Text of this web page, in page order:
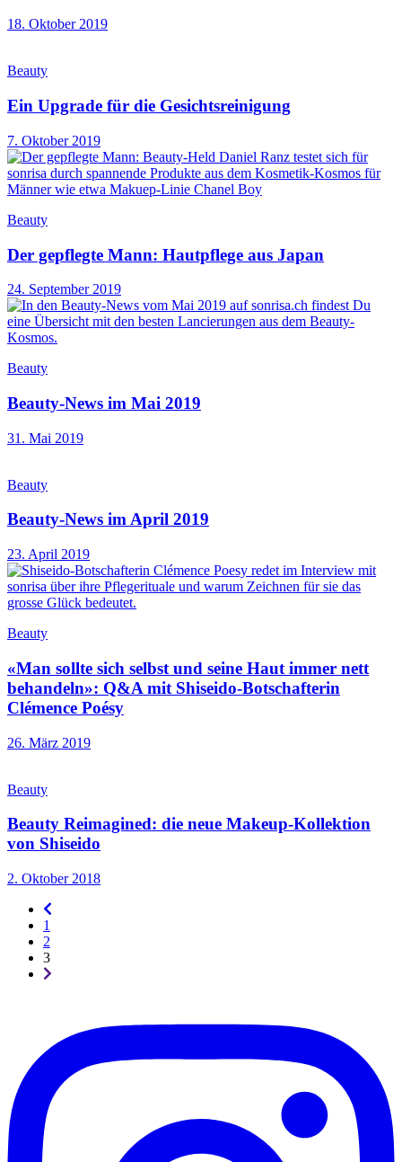
18. Oktober 2019
Beauty
Ein Upgrade für die Gesichtsreinigung
7. Oktober 2019
Beauty
Der gepflegte Mann: Hautpflege aus Japan
24. September 2019
Beauty
Beauty-News im Mai 2019
31. Mai 2019
Beauty
Beauty-News im April 2019
23. April 2019
Beauty
«Man sollte sich selbst und seine Haut immer nett
behandeln»: Q&A mit Shiseido-Botschafterin
Clémence Poésy
26. März 2019
Beauty
Beauty Reimagined: die neue Makeup-Kollektion
von Shiseido
2. Oktober 2018
1
2
3